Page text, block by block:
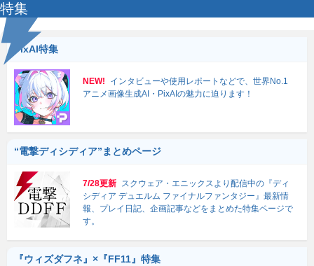
特集
PixAI特集
NEW!
インタビューや使用レポートなどで、世界No.1
アニメ画像生成AI・PixAIの魅力に迫ります！
“電撃ディシディア”まとめページ
7/28更新 スクウェア・エニックスより配信中の『ディ
シディア デュエルム ファイナルファンタジー』最新情
報、プレイ日記、企画記事などをまとめた特集ページで
す。
『ウィズダフネ』×『FF11』特集